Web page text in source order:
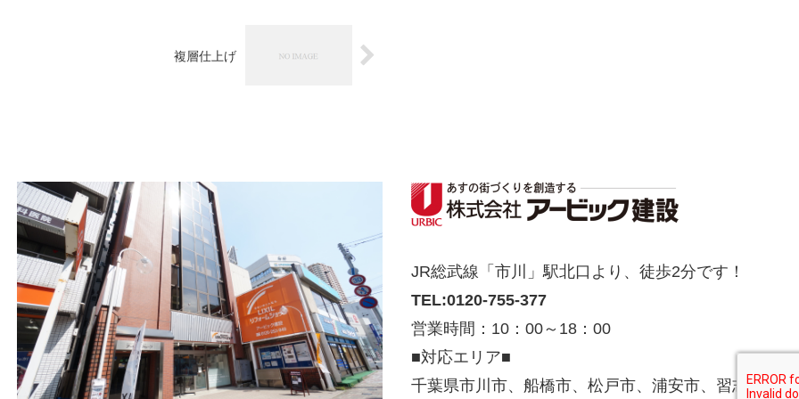
複層仕上げ
JR総武線「市川」駅北口より、徒歩2分です！
TEL:0120-755-377
営業時間：10：00～18：00
■対応エリア■
千葉県市川市、船橋市、松戸市、浦安市、習志野